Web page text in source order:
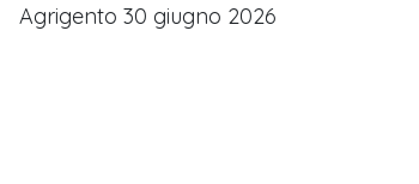
Agrigento 30 giugno 2026